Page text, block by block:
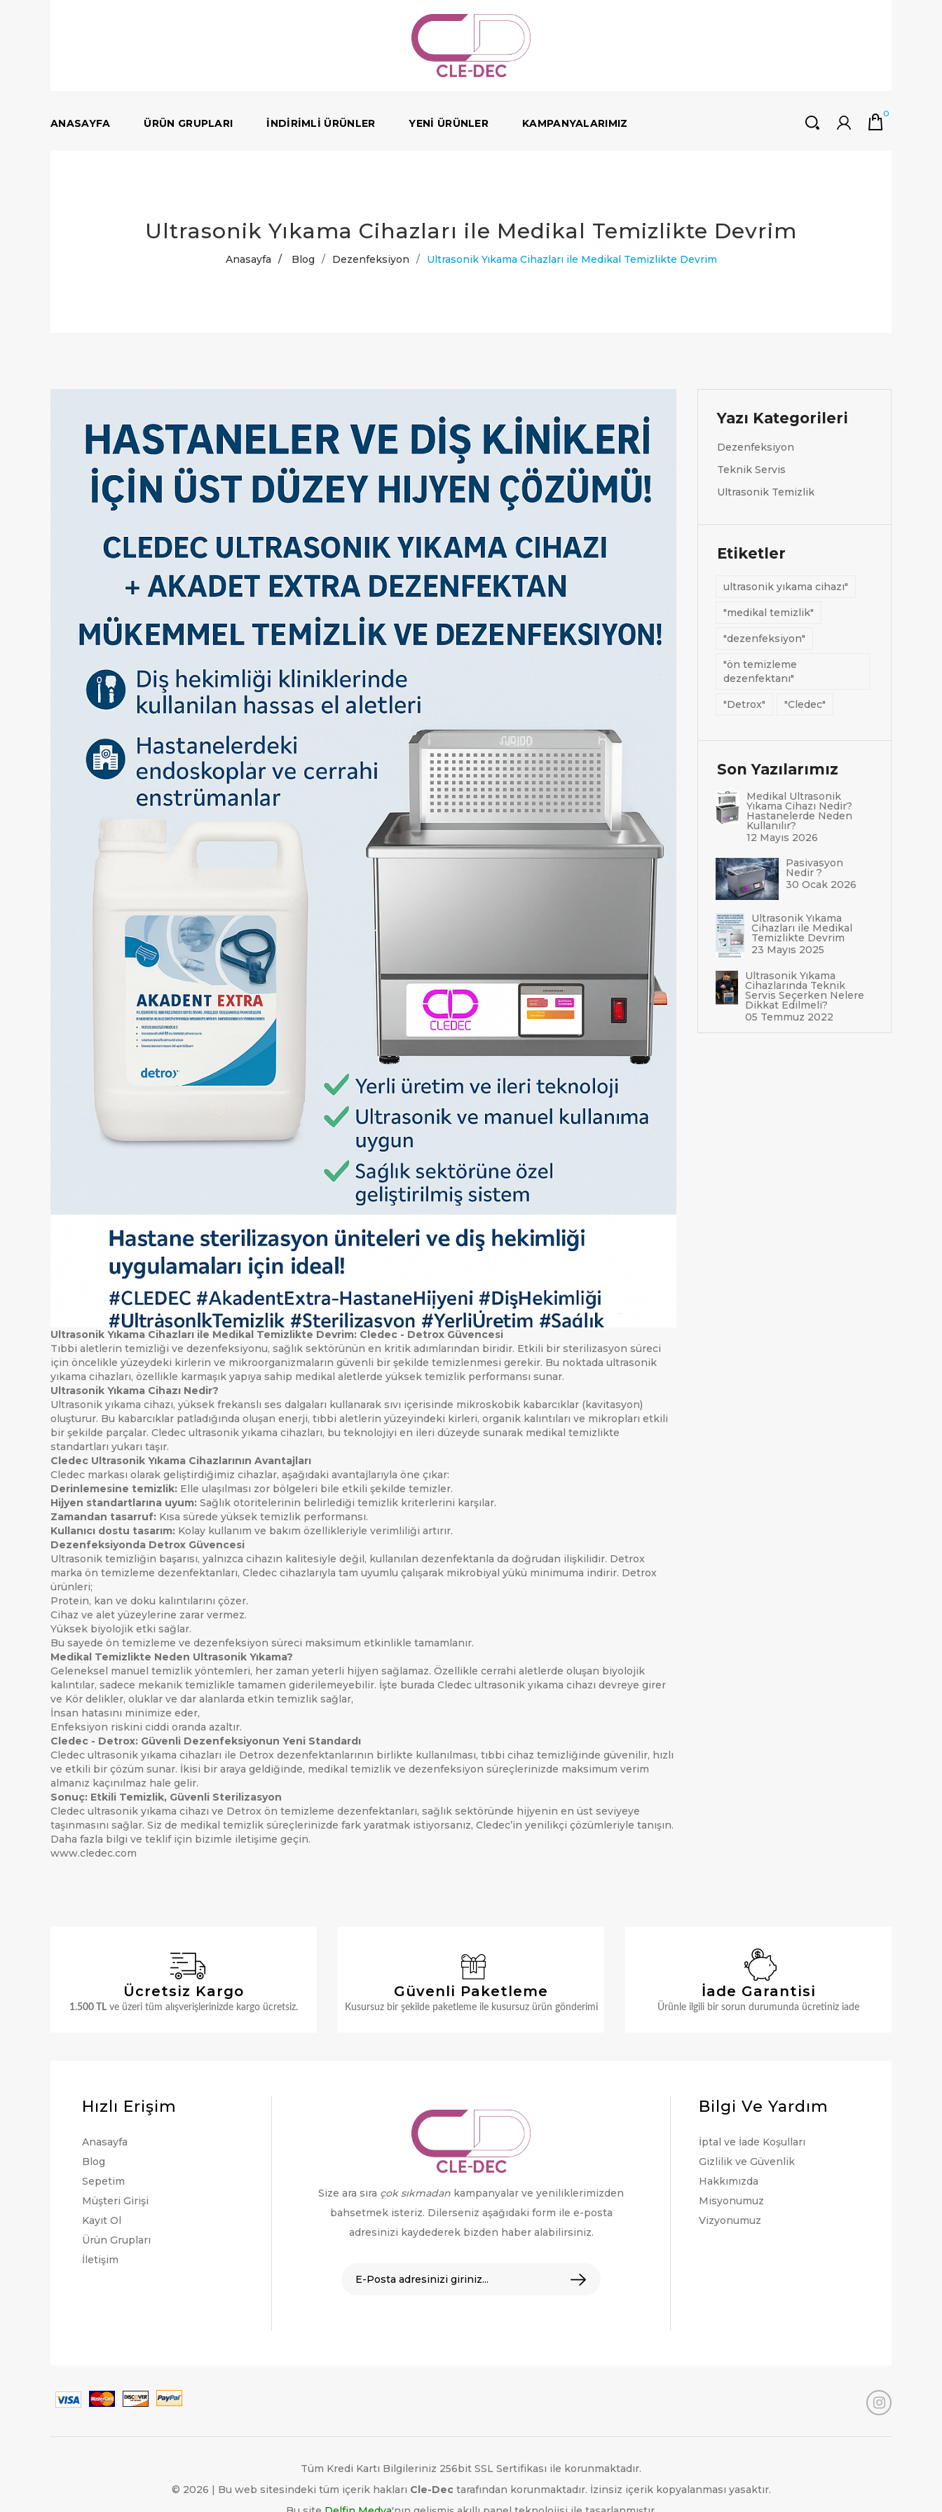
0
ANASAYFA ÜRÜN GRUPLARI İNDIRIMLI ÜRÜNLER YENI ÜRÜNLER KAMPANYALARIMIZ
ARAMAK İÇIN ENTER'E BASIN
Ultrasonik Yıkama Cihazları ile Medikal Temizlikte Devrim
Anasayfa / Blog / Dezenfeksiyon / Ultrasonik Yıkama Cihazları ile Medikal Temizlikte Devrim
Ultrasonik Yıkama Cihazları ile Medikal Temizlikte Devrim: Cledec - Detrox Güvencesi
Tıbbi aletlerin temizliği ve dezenfeksiyonu, sağlık sektörünün en kritik adımlarından biridir. Etkili bir sterilizasyon süreci
için öncelikle yüzeydeki kirlerin ve mikroorganizmaların güvenli bir şekilde temizlenmesi gerekir. Bu noktada ultrasonik
yıkama cihazları, özellikle karmaşık yapıya sahip medikal aletlerde yüksek temizlik performansı sunar.
Ultrasonik Yıkama Cihazı Nedir?
Ultrasonik yıkama cihazı, yüksek frekanslı ses dalgaları kullanarak sıvı içerisinde mikroskobik kabarcıklar (kavitasyon)
oluşturur. Bu kabarcıklar patladığında oluşan enerji, tıbbi aletlerin yüzeyindeki kirleri, organik kalıntıları ve mikropları etkili
bir şekilde parçalar. Cledec ultrasonik yıkama cihazları, bu teknolojiyi en ileri düzeyde sunarak medikal temizlikte
standartları yukarı taşır.
Cledec Ultrasonik Yıkama Cihazlarının Avantajları
Cledec markası olarak geliştirdiğimiz cihazlar, aşağıdaki avantajlarıyla öne çıkar:
Derinlemesine temizlik: Elle ulaşılması zor bölgeleri bile etkili şekilde temizler.
Hijyen standartlarına uyum: Sağlık otoritelerinin belirlediği temizlik kriterlerini karşılar.
Zamandan tasarruf: Kısa sürede yüksek temizlik performansı.
Kullanıcı dostu tasarım: Kolay kullanım ve bakım özellikleriyle verimliliği artırır.
Dezenfeksiyonda Detrox Güvencesi
Ultrasonik temizliğin başarısı, yalnızca cihazın kalitesiyle değil, kullanılan dezenfektanla da doğrudan ilişkilidir. Detrox
marka ön temizleme dezenfektanları, Cledec cihazlarıyla tam uyumlu çalışarak mikrobiyal yükü minimuma indirir. Detrox
ürünleri;
Protein, kan ve doku kalıntılarını çözer.
Cihaz ve alet yüzeylerine zarar vermez.
Yüksek biyolojik etki sağlar.
Bu sayede ön temizleme ve dezenfeksiyon süreci maksimum etkinlikle tamamlanır.
Medikal Temizlikte Neden Ultrasonik Yıkama?
Geleneksel manuel temizlik yöntemleri, her zaman yeterli hijyen sağlamaz. Özellikle cerrahi aletlerde oluşan biyolojik
kalıntılar, sadece mekanik temizlikle tamamen giderilemeyebilir. İşte burada Cledec ultrasonik yıkama cihazı devreye girer
ve Kör delikler, oluklar ve dar alanlarda etkin temizlik sağlar,
İnsan hatasını minimize eder,
Enfeksiyon riskini ciddi oranda azaltır.
Cledec - Detrox: Güvenli Dezenfeksiyonun Yeni Standardı
Cledec ultrasonik yıkama cihazları ile Detrox dezenfektanlarının birlikte kullanılması, tıbbi cihaz temizliğinde güvenilir, hızlı
ve etkili bir çözüm sunar. İkisi bir araya geldiğinde, medikal temizlik ve dezenfeksiyon süreçlerinizde maksimum verim
almanız kaçınılmaz hale gelir.
Sonuç: Etkili Temizlik, Güvenli Sterilizasyon
Cledec ultrasonik yıkama cihazı ve Detrox ön temizleme dezenfektanları, sağlık sektöründe hijyenin en üst seviyeye
taşınmasını sağlar. Siz de medikal temizlik süreçlerinizde fark yaratmak istiyorsanız, Cledec’in yenilikçi çözümleriyle tanışın.
Daha fazla bilgi ve teklif için bizimle iletişime geçin.
www.cledec.com
Yazı Kategorileri
Dezenfeksiyon
Teknik Servis
Ultrasonik Temizlik
Etiketler
ultrasonik yıkama cihazı"
"medikal temizlik"
"dezenfeksiyon"
"ön temizleme
dezenfektanı"
"Detrox" "Cledec"
Son Yazılarımız
Medikal Ultrasonik
Yıkama Cihazı Nedir?
Hastanelerde Neden
Kullanılır?
12 Mayıs 2026
Pasivasyon
Nedir ?
30 Ocak 2026
Ultrasonik Yıkama
Cihazları ile Medikal
Temizlikte Devrim
23 Mayıs 2025
Ultrasonik Yıkama
Cihazlarında Teknik
Servis Seçerken Nelere
Dikkat Edilmeli?
05 Temmuz 2022
Ücretsiz Kargo
1.500 TL ve üzeri tüm alışverişlerinizde kargo ücretsiz.
Güvenli Paketleme
Kusursuz bir şekilde paketleme ile kusursuz ürün gönderimi
İade Garantisi
Ürünle ilgili bir sorun durumunda ücretiniz iade
Hızlı Erişim
Anasayfa
Blog
Sepetim
Müşteri Girişi
Kayıt Ol
Ürün Grupları
İletişim
Size ara sıra çok sıkmadan kampanyalar ve yeniliklerimizden
bahsetmek isteriz. Dilerseniz aşağıdaki form ile e-posta
adresinizi kaydederek bizden haber alabilirsiniz.
Bilgi Ve Yardım
İptal ve İade Koşulları
Gizlilik ve Güvenlik
Hakkımızda
Misyonumuz
Vizyonumuz
Tüm Kredi Kartı Bilgileriniz 256bit SSL Sertifikası ile korunmaktadır.
© 2026 | Bu web sitesindeki tüm içerik hakları Cle-Dectarafından korunmaktadır. İzinsiz içerik kopyalanması yasaktır.